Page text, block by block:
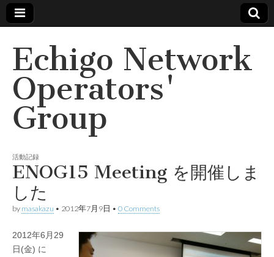
Echigo Network
Operators'
Group
活動記録
ENOG15 Meeting を開催しま
した
by masakazu • 2012年7月9日 • 0 Comments
2012年6月29
日(金) に